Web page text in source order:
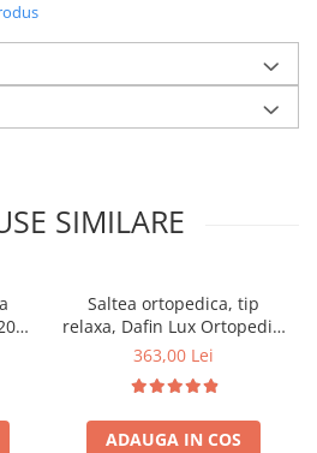
SIMILARE
Saltea ortopedica, tip
relaxa, Dafin Lux Ortopedic,
90x200x21cm, fermitate
tip Bonell, fata vara-iarna,
sistem de aerisire cu
butoni, Salt Confort
363,00 Lei
ADAUGA IN COS